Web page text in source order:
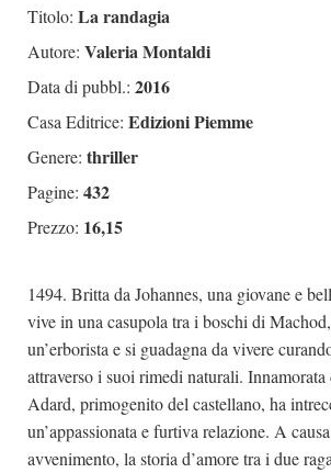
Titolo: La randagia
Autore: Valeria Montaldi
Data di pubbl.: 2016
Casa Editrice: Edizioni Piemme
Genere: thriller
Pagine: 432
Prezzo: 16,15
1494. Britta da Johannes, una giovane e
vive in una casupola tra i boschi di
un’erborista e si guadagna da vivere
attraverso i suoi rimedi naturali.
Adard, primogenito del castellano, ha
un’appassionata e furtiva relazione. A
avvenimento, la storia d’amore tra i due